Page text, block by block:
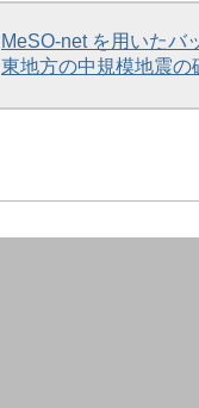
MeSO-net を用いたバ
東地方の中規模地震の